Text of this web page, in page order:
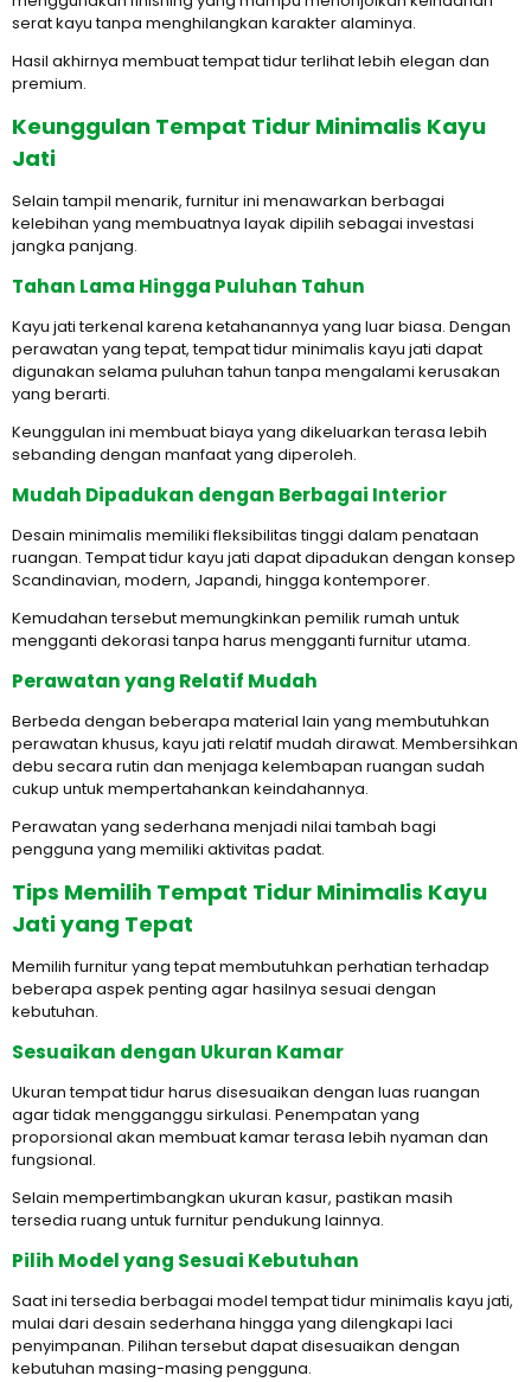
serat kayu tanpa menghilangkan karakter alaminya.
Hasil akhirnya membuat tempat tidur terlihat lebih elegan dan
premium.
Keunggulan Tempat Tidur Minimalis Kayu
Jati
Selain tampil menarik, furnitur ini menawarkan berbagai
kelebihan yang membuatnya layak dipilih sebagai investasi
jangka panjang.
Tahan Lama Hingga Puluhan Tahun
Kayu jati terkenal karena ketahanannya yang luar biasa. Dengan
perawatan yang tepat, tempat tidur minimalis kayu jati dapat
digunakan selama puluhan tahun tanpa mengalami kerusakan
yang berarti.
Keunggulan ini membuat biaya yang dikeluarkan terasa lebih
sebanding dengan manfaat yang diperoleh.
Mudah Dipadukan dengan Berbagai Interior
Desain minimalis memiliki fleksibilitas tinggi dalam penataan
ruangan. Tempat tidur kayu jati dapat dipadukan dengan konsep
Scandinavian, modern, Japandi, hingga kontemporer.
Kemudahan tersebut memungkinkan pemilik rumah untuk
mengganti dekorasi tanpa harus mengganti furnitur utama.
Perawatan yang Relatif Mudah
Berbeda dengan beberapa material lain yang membutuhkan
perawatan khusus, kayu jati relatif mudah dirawat. Membersihkan
debu secara rutin dan menjaga kelembapan ruangan sudah
cukup untuk mempertahankan keindahannya.
Perawatan yang sederhana menjadi nilai tambah bagi
pengguna yang memiliki aktivitas padat.
Tips Memilih Tempat Tidur Minimalis Kayu
Jati yang Tepat
Memilih furnitur yang tepat membutuhkan perhatian terhadap
beberapa aspek penting agar hasilnya sesuai dengan
kebutuhan.
Sesuaikan dengan Ukuran Kamar
Ukuran tempat tidur harus disesuaikan dengan luas ruangan
agar tidak mengganggu sirkulasi. Penempatan yang
proporsional akan membuat kamar terasa lebih nyaman dan
fungsional.
Selain mempertimbangkan ukuran kasur, pastikan masih
tersedia ruang untuk furnitur pendukung lainnya.
Pilih Model yang Sesuai Kebutuhan
Saat ini tersedia berbagai model tempat tidur minimalis kayu jati,
mulai dari desain sederhana hingga yang dilengkapi laci
penyimpanan. Pilihan tersebut dapat disesuaikan dengan
kebutuhan masing-masing pengguna.